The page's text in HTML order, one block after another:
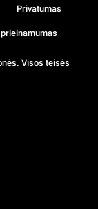
Visos teisės
Privatumas